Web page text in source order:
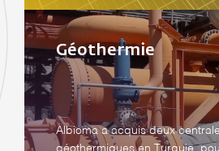
Géothermie
Albioma a acquis deux
géothermiques en Turquie,